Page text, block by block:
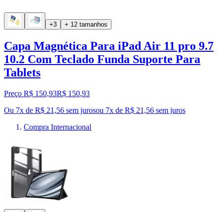
+3 + 12 tamanhos
Capa Magnética Para iPad Air 11 pro 9.7
10.2 Com Teclado Funda Suporte Para
Tablets
Preço R$ 150,93R$ 150,93
Ou 7x de R$ 21,56 sem jurosou 7x de R$ 21,56 sem juros
Compra Internacional